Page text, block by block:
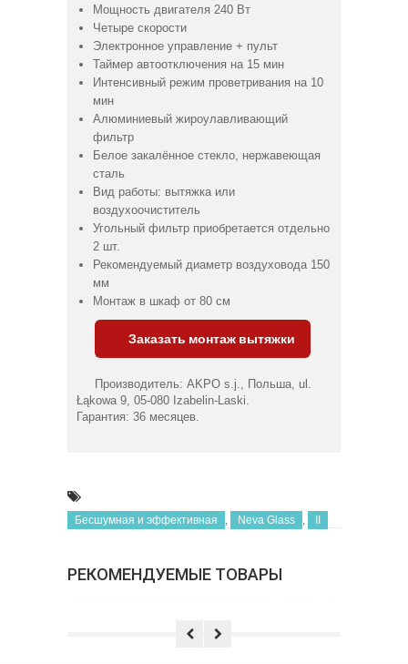
Мощность двигателя 240 Вт
Четыре скорости
Электронное управление + пульт
Таймер автоотключения на 15 мин
Интенсивный режим проветривания на 10
мин
Алюминиевый жироулавливающий
фильтр
Белое закалённое стекло, нержавеющая
сталь
Вид работы: вытяжка или
воздухоочиститель
Угольный фильтр приобретается отдельно
2 шт.
Рекомендуемый диаметр воздуховода 150
мм
Монтаж в шкаф от 80 см
Заказать монтаж вытяжки
Производитель: AKPO s.j., Польша, ul.
Łąkowa 9, 05-080 Izabelin-Laski.
Гарантия: 36 месяцев.
Бесшумная и эффективная , Neva Glass ,
РЕКОМЕНДУЕМЫЕ ТОВАРЫ